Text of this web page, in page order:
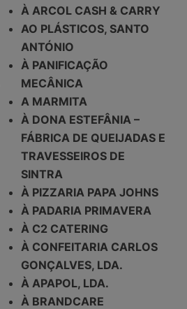
À ARCOL CASH & CARRY
AO PLÁSTICOS, SANTO
ANTÓNIO
À PANIFICAÇÃO
MECÂNICA
A MARMITA
À DONA ESTEFÂNIA –
FÁBRICA DE QUEIJADAS E
TRAVESSEIROS DE
SINTRA
À PIZZARIA PAPA JOHNS
À PADARIA PRIMAVERA
À C2 CATERING
À CONFEITARIA CARLOS
GONÇALVES, LDA.
À APAPOL, LDA.
À BRANDCARE